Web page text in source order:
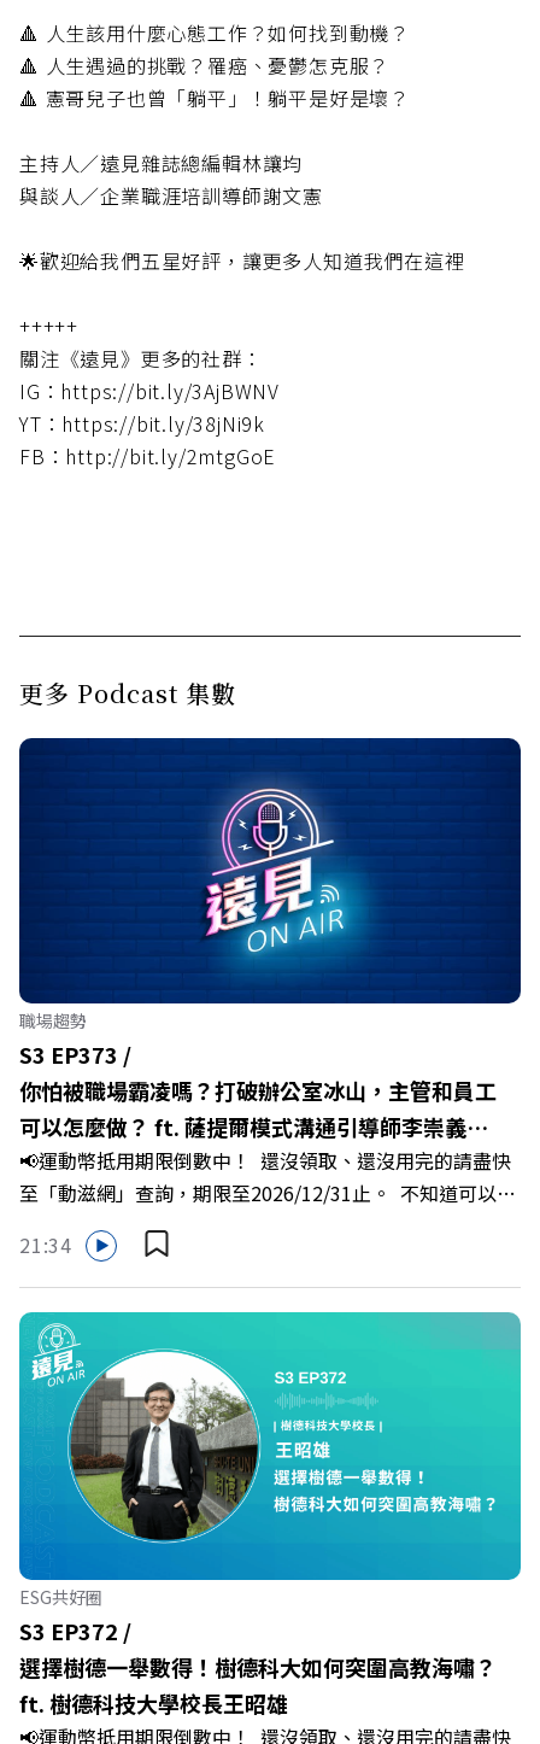
🔺 人生該用什麼心態工作？如何找到動機？
🔺 人生遇過的挑戰？罹癌、憂鬱怎克服？
🔺 憲哥兒子也曾「躺平」！躺平是好是壞？
主持人／遠見雜誌總編輯林讓均
與談人／企業職涯培訓導師謝文憲
🌟歡迎給我們五星好評，讓更多人知道我們在這裡
+++++
關注《遠見》更多的社群：
IG：https://bit.ly/3AjBWNV
YT：https://bit.ly/38jNi9k
FB：http://bit.ly/2mtgGoE
更多 Podcast 集數
職場趨勢
S3 EP373 /
你怕被職場霸凌嗎？打破辦公室冰山，主管和員工
可以怎麼做？ ft. 薩提爾模式溝通引導師李崇義、
謝佳芸
📢運動幣抵用期限倒數中！ 還沒領取、還沒用完的請盡快
至「動滋網」查詢，期限至2026/12/31止。 不知道可以在
哪裡使用嗎？ 上「動滋網」【合作店家】專區，全台五千
多家合作業者任你選，馬上來找適用地點！ ➡️
https://fstry.pse.is/9epct2 —— 以上為 FMTaiwan 與
Firstory Podcast 廣告 —— 你常在職場中感到焦慮、害怕
犯錯，甚至覺得自己正遭受不友善的對待或霸凌嗎？當工作
中的人際摩擦、怕輸怕失敗的緊繃感成為日常，我們不能只
是委屈討好或一味逃避，更需要學會看透人際互動底層的
「職場冰山」。 本集《遠見 ON AIR》邀請到薩提爾模式溝
通引導師、天下文化新書《透視職場冰山》作者李崇義與謝
佳芸老師，帶你透過「冰山理論」拆解職場上的對立與衝
突，學會用「好奇」代替「批判」。即使在變動快速的AI時
代，也能幫自己打造不被成敗輕易定義的強韌自我。 🔺 職
場衝突與霸凌從何而來？🔺 如何用「冰山對話」看穿主管
焦慮，將對立化為合作？🔺 怎麼做到「好奇少一點、批判
少一點」？🔺 面對AI時代的職涯焦慮，如何把自我價值打
分權拿回手裡？ +++++📓《透視職場冰山》新書介紹
21:34
ESG共好圈
S3 EP372 /
選擇樹德一舉數得！樹德科大如何突圍高教海嘯？
ft. 樹德科技大學校長王昭雄
📢運動幣抵用期限倒數中！ 還沒領取、還沒用完的請盡快